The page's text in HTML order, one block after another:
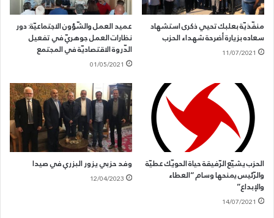
منفّذيّة بعلبك تحيي ذكرى استشهاد
سعاده بزيارة أضرحة شهداء الحزب
11/07/2021
عميد العمل والشّؤون الاجتماعيّة: دور
نظارات العمل جوهريّ في تفعيل
الدّروة الاقتصاديّة في المجتمع
01/05/2021
الحزب يشيّع الرّفيقة حياة الحويّك عطيّة
والرّئيس يمنحها وسام “العطاء
والإبداع”
14/07/2021
وفد حزبي يزور البزري في صيدا
12/04/2023